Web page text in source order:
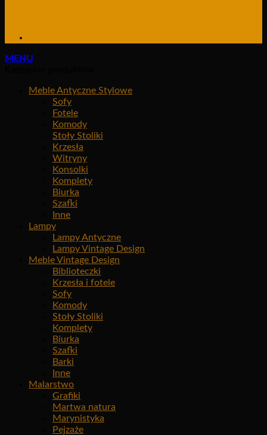
MENU
Meble Antyczne Stylowe
Sofy
Fotele
Komody
Stoły Stoliki
Krzesła
Witryny
Konsolki
Komplety
Biurka
Szafki
Inne
Lampy
Lampy Antyczne
Lampy Vintage Design
Meble Vintage Design
Biblioteczki
Krzesła i fotele
Sofy
Komody
Stoły Stoliki
Komplety
Biurka
Szafki
Barki
Inne
Malarstwo
Grafiki
Martwa natura
Marynistyka
Pejzaże